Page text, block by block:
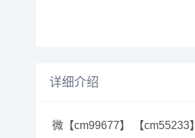
详细介绍
微【cm99677】 【cm55233